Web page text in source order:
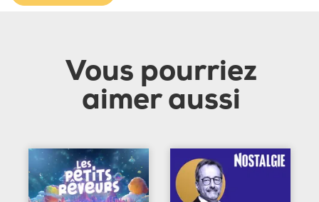
Vous pourriez
aimer aussi